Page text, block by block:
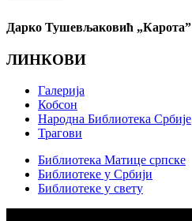
Дарко Тушевљаковић „Карота”
ЛИНКОВИ
Галерија
Кобсон
Народна Библиотека Србије
Трагови
Библиотека Матице српске
Библиотеке у Србији
Библиотеке у свету